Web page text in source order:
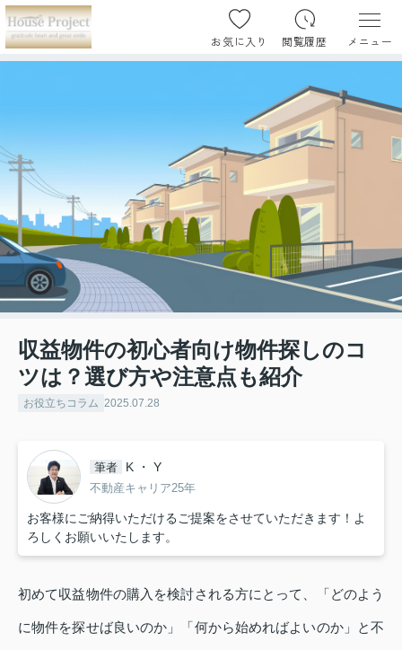
お気に入り 閲覧履歴 メニュー
収益物件の初心者向け物件探しのコ
ツは？選び方や注意点も紹介
お役立ちコラム 2025.07.28
筆者 K ・ Y
不動産キャリア25年
お客様にご納得いただけるご提案をさせていただきます！よ
ろしくお願いいたします。
初めて収益物件の購入を検討される方にとって、「どのよう
に物件を探せば良いのか」「何から始めればよいのか」と不